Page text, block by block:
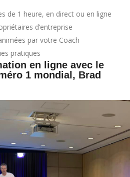
de 1 heure, en direct ou en ligne
d’entreprise
par votre Coach
pratiques
en ligne avec le
1 mondial, Brad